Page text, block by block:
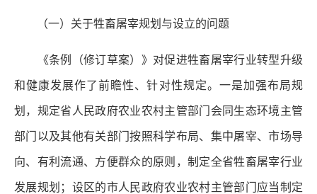
（一）关于牲畜屠宰规划与设立的问题
《条例（修订草案）》对促进牲畜屠宰行业转型升级
和健康发展作了前瞻性、针对性规定。一是加强布局规
划，规定省人民政府农业农村主管部门会同生态环境主管
部门以及其他有关部门按照科学布局、集中屠宰、市场导
向、有利流通、方便群众的原则，制定全省牲畜屠宰行业
发展规划；设区的市人民政府农业农村主管部门应当制定